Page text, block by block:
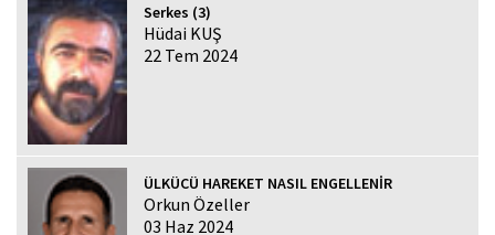
Serkes (3)
Hüdai KUŞ
22 Tem 2024
ÜLKÜCÜ HAREKET NASIL ENGELLENİR
Orkun Özeller
03 Haz 2024